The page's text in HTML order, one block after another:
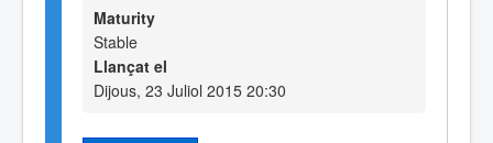
Maturity
Stable
Llançat el
Dijous, 23 Juliol 2015 20:30